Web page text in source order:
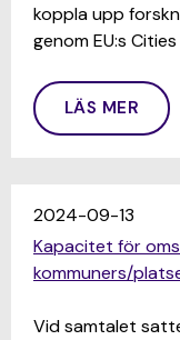
koppla upp
genom EU:s
LÄS MER
2024-09-13
Kapacitet för
kommuners/
Vid samtalet